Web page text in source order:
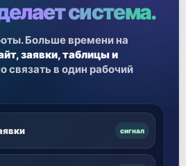
система.
Больше времени на
заявки, таблицы и
связать в один рабочий
сигнал